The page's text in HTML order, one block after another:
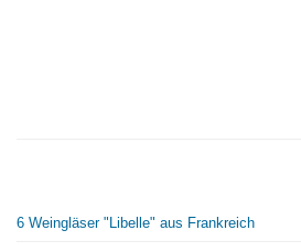
6 Weingläser "Libelle" aus Frankreich